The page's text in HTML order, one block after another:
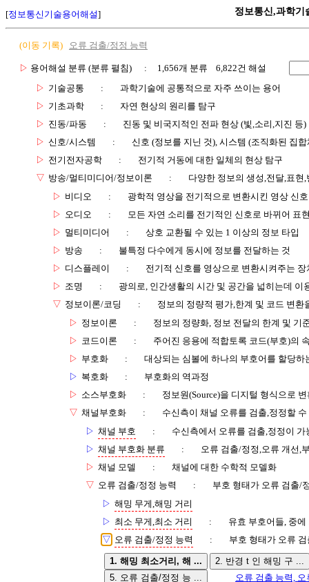
[정보통신기술용어해설] 정보통신,과학기
(이동 기록) 오류 검출/정정 능력
▷ 용어해설 분류 (분류 펼침)
: 1,656개 분류 6,822건 해설
▷ 기술공통 :
과학기술에 공통적으로 자주 쓰이는 용어
▷ 기초과학 :
자연 현상의 원리를 탐구
▷ 진동/파동 :
진동 및 비국지적인 전파 현상 (빛,소리,지진 등)
▷ 신호/시스템 :
신호 (정보를 지닌 것), 시스템 (조직화된 집합
▷ 전기전자공학 :
전기적 거동에 대한 일체의 현상 탐구
▽ 방송/멀티미디어/정보이론 :
다양한 정보의 생성,전달,표현
▷ 비디오 :
광학적 영상을 전기적으로 변환시킨 영상 신호
▷ 오디오 :
모든 자연 소리를 전기적인 신호로 바뀌어 표
▷ 멀티미디어 :
상호 교환될 수 있는 1 이상의 정보 타입
▷ 방송 :
불특정 다수에게 동시에 정보를 전달하는 것
▷ 디스플레이 :
전기적 신호를 영상으로 변환시켜주는 장
▷ 조명 :
광의로, 인간생활의 시간 및 공간을 넓히는데 이
▽ 정보이론/코딩 :
정보의 정량적 평가,한계 및 코드 변환
▷ 정보이론 :
정보의 정량화, 정보 전달의 한계 및 기
▷ 코드이론 :
주어진 응용에 적합토록 코드(부호)의
▷ 부호화 :
대상되는 심볼에 하나의 부호어를 할당
▷ 복호화 :
부호화의 역과정
▷ 소스부호화 :
정보원(Source)을 디지털 형식으로
▽ 채널부호화 :
수신측이 채널 오류를 검출,정정할
▷ 채널 부호 :
수신측에서 오류를 검출,정정이 가
▷ 채널 부호화 분류 :
오류 검출/정정,오류 개선,
▷ 채널 모델 :
채널에 대한 수학적 모델화
▽ 오류 검출/정정 능력 :
부호 형태가 오류 검출/
▷ 해밍 무게,해밍 거리
▷ 최소 무게,최소 거리 :
유효 부호어들, 중
▽ 오류 검출/정정 능력 : 부호 형태가 오류
1. 해밍 최소거리, 해 ...
2. 반경 t 인 해밍 구 ...
5. 오류 검출/정정 능 ...
오류 검출 능력,